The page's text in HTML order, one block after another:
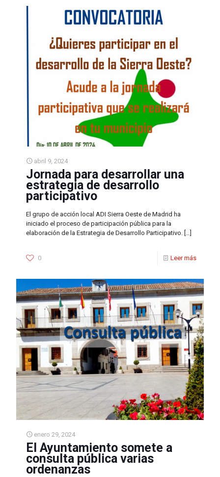
abril 9, 2024
Jornada para desarrollar una
estrategia de desarrollo
participativo
El grupo de acción local ADI Sierra Oeste de Madrid ha
iniciado el proceso de participación pública para la
elaboración de la Estrategia de Desarrollo Participativo. […]
0 Leer más
enero 29, 2024
El Ayuntamiento somete a
consulta pública varias
ordenanzas